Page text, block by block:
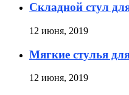
Складной стул
12 июня, 2019
Мягкие стулья
12 июня, 2019